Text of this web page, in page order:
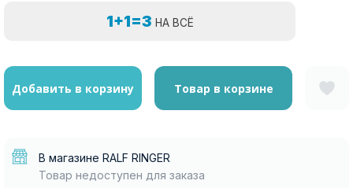
1+1=3 НА ВСЁ
Добавить в корзину Товар в корзине
В магазине RALF RINGER
Товар недоступен для заказа